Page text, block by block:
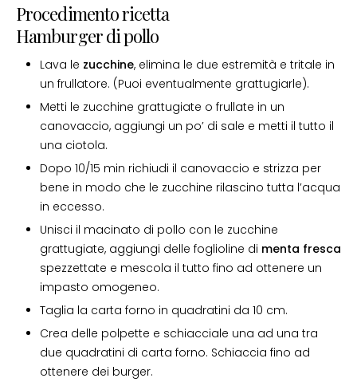
Procedimento ricetta
Hamburger di pollo
Lava le zucchine, elimina le due estremità e tritale in
un frullatore. (Puoi eventualmente grattugiarle).
Metti le zucchine grattugiate o frullate in un
canovaccio, aggiungi un po’ di sale e metti il tutto il
una ciotola.
Dopo 10/15 min richiudi il canovaccio e strizza per
bene in modo che le zucchine rilascino tutta l’acqua
in eccesso.
Unisci il macinato di pollo con le zucchine
grattugiate, aggiungi delle foglioline di menta fresca
spezzettate e mescola il tutto fino ad ottenere un
impasto omogeneo.
Taglia la carta forno in quadratini da 10 cm.
Crea delle polpette e schiacciale una ad una tra
due quadratini di carta forno. Schiaccia fino ad
ottenere dei burger.